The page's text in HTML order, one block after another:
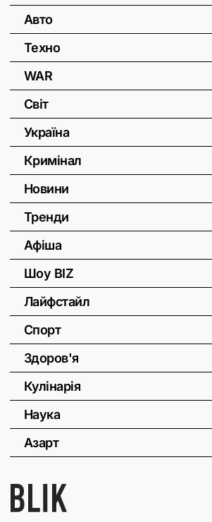
Авто
Техно
WAR
Світ
Україна
Кримінал
Новини
Тренди
Афіша
Шоу BIZ
Лайфстайл
Спорт
Здоров'я
Кулінарія
Наука
Азарт